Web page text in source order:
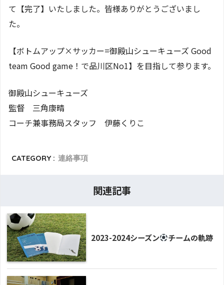
て【完了】いたしました。皆様ありがとうございまし
た。
【ボトムアップ×サッカー=御殿山シューキューズ Good
team Good game！で品川区No1】を目指して参ります。
御殿山シューキューズ
監督 三角康晴
コーチ兼事務局スタッフ 伊藤くりこ
CATEGORY : 連絡事項
関連記事
2023-2024シーズン チームの軌跡